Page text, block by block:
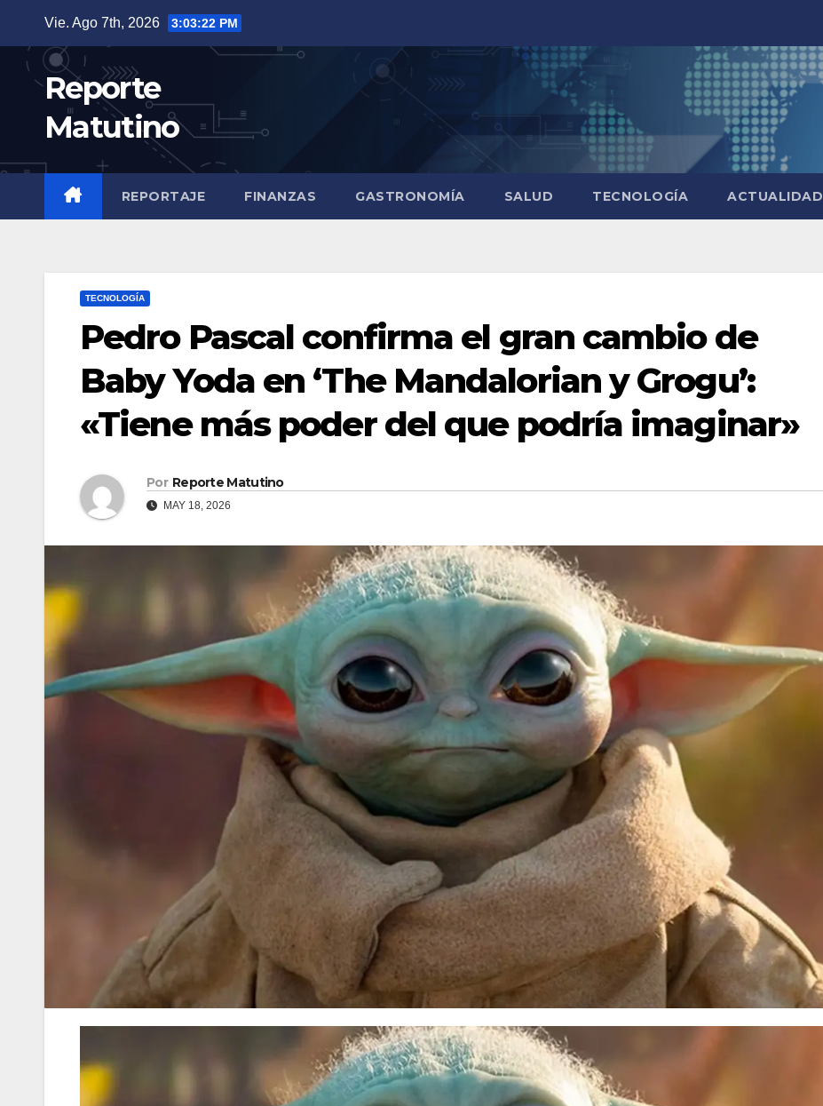
contenido
Vie. Ago 7th, 2026 3:03:23 PM
Reporte
Matutino
REPORTAJE FINANZAS GASTRONOMÍA SALUD TECNOLOGÍA ACTUALIDAD
TECNOLOGÍA
Pedro Pascal confirma el gran cambio de
Baby Yoda en ‘The Mandalorian y Grogu’:
«Tiene más poder del que podría imaginar»
Por Reporte Matutino
MAY 18, 2026